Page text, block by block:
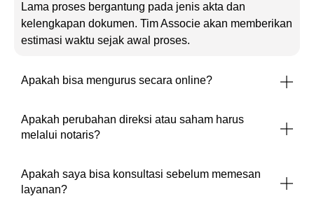
Lama proses bergantung pada jenis akta dan
kelengkapan dokumen. Tim Associe akan memberikan
estimasi waktu sejak awal proses.
Apakah bisa mengurus secara online?
Apakah perubahan direksi atau saham harus
melalui notaris?
Apakah saya bisa konsultasi sebelum memesan
layanan?